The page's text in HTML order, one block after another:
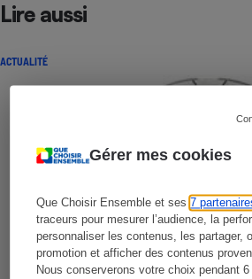
Gérer mes cookies
Que Choisir Ensemble et ses7
traceurs pour mesurer l’audience, la
personnaliser les contenus, les partager,
promotion et afficher des contenus
Nous conserverons votre choix pendant
Lire aussi
ACTUALITÉ